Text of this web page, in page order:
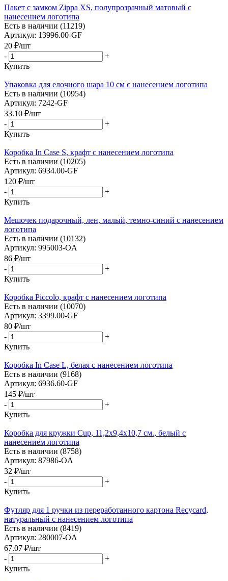
Пакет с замком Zippa XS, полупрозрачный матовый с
нанесением логотипа
Есть в наличии (11219)
Артикул: 13996.00-GF
20 ₽/шт
-
+
Купить
Упаковка для елочного шара 10 см с нанесением логотипа
Есть в наличии (10954)
Артикул: 7242-GF
33.10 ₽/шт
-
+
Купить
Коробка In Case S, крафт с нанесением логотипа
Есть в наличии (10205)
Артикул: 6934.00-GF
120 ₽/шт
-
+
Купить
Мешочек подарочный, лен, малый, темно-синий с нанесением
логотипа
Есть в наличии (10132)
Артикул: 995003-OA
86 ₽/шт
-
+
Купить
Коробка Piccolo, крафт с нанесением логотипа
Есть в наличии (10070)
Артикул: 3399.00-GF
80 ₽/шт
-
+
Купить
Коробка In Case L, белая с нанесением логотипа
Есть в наличии (9168)
Артикул: 6936.60-GF
145 ₽/шт
-
+
Купить
Коробка для кружки Cup, 11,2х9,4х10,7 см., белый с
нанесением логотипа
Есть в наличии (8758)
Артикул: 87986-OA
32 ₽/шт
-
+
Купить
Футляр для 1 ручки из переработанного картона Recycard,
натуральный с нанесением логотипа
Есть в наличии (8419)
Артикул: 280007-OA
67.07 ₽/шт
-
+
Купить